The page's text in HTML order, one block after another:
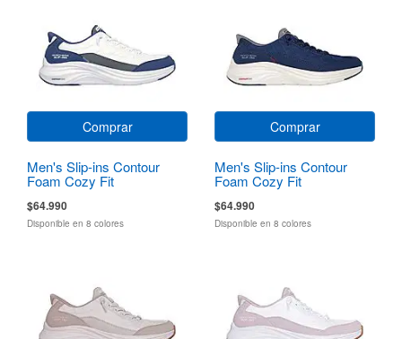
Comprar
Men's Slip-ins Contour
Foam Cozy Fit
$64.990
Disponible en 8 colores
Comprar
Men's Slip-ins Contour
Foam Cozy Fit
$64.990
Disponible en 8 colores